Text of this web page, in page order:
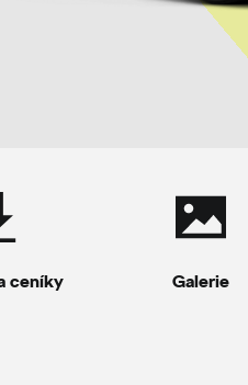
ceníky Galerie